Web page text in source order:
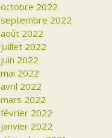
octobre 2022
septembre 2022
août 2022
juillet 2022
juin 2022
mai 2022
avril 2022
mars 2022
février 2022
janvier 2022